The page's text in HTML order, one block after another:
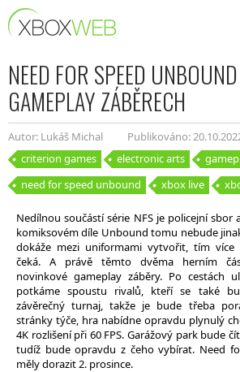
NEED FOR SPEED
GAMEPLAY ZÁBĚRECH
Autor: Lukáš Michal
Publikováno:
criterion games
electronic arts
need for speed unbound
xbox live
Nedílnou součástí série NFS je policejní
komiksovém díle Unbound tomu nebude
dokáže mezi uniformami vytvořit, tím více
čeká. A právě těmto dvěma herním
novinkové gameplay záběry. Po cestách
potkáme spoustu rivalů, kteří se také
závěrečný turnaj, takže je bude třeba
stránky týče, hra nabídne opravdu plynulý
4K rozlišení při 60 FPS. Garážový park bude
tudíž bude opravdu z čeho vybírat. Need
měly dorazit 2. prosince.